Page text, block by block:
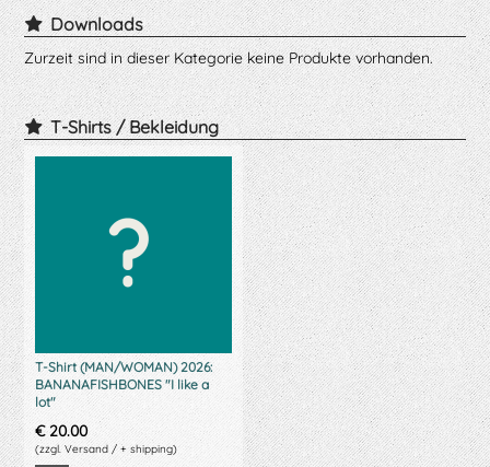
Downloads
Zurzeit sind in dieser Kategorie keine Produkte vorhanden.
T-Shirts / Bekleidung
T-Shirt (MAN/WOMAN) 2026:
BANANAFISHBONES "I like a
lot"
€20.00
(zzgl. Versand / + shipping)